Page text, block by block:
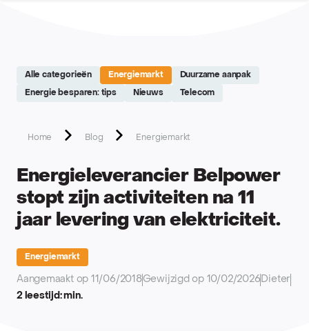
Alle categorieën Energiemarkt Duurzame aanpak
Energie besparen: tips Nieuws Telecom
Home Blog Energiemarkt
Energieleverancier Belpower
stopt zijn activiteiten na 11
jaar levering van elektriciteit.
Energiemarkt
Aangemaakt op 11/06/2018Gewijzigd op 10/02/2026 Dieter
2 leestijd: min.